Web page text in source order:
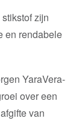
zijn
en rendabele
YaraVera-
over een
van